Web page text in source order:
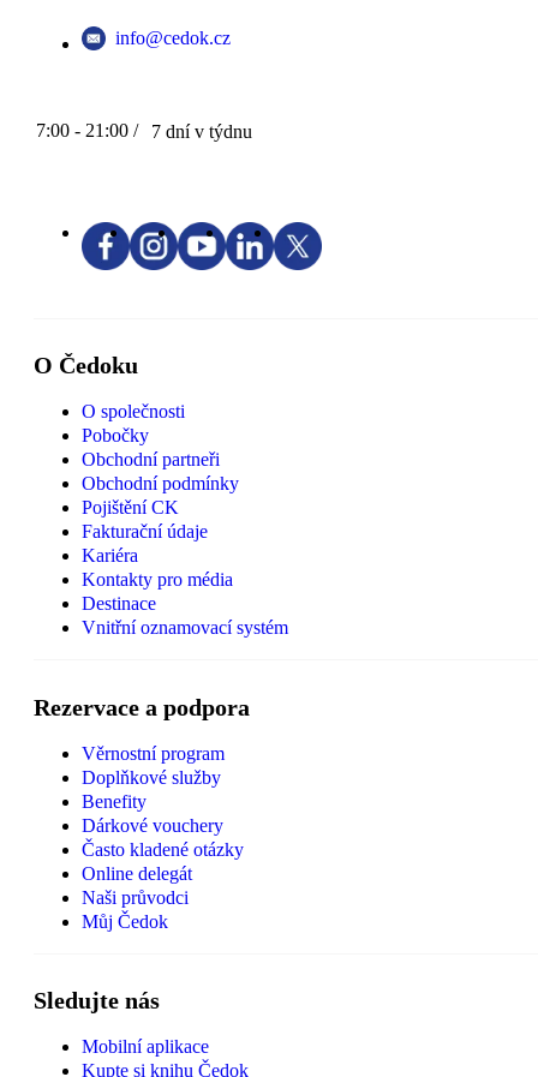
info@cedok.cz
7:00 - 21:00 / 7 dní v týdnu
O Čedoku
O společnosti
Pobočky
Obchodní partneři
Obchodní podmínky
Pojištění CK
Fakturační údaje
Kariéra
Kontakty pro média
Destinace
Vnitřní oznamovací systém
Rezervace a podpora
Věrnostní program
Doplňkové služby
Benefity
Dárkové vouchery
Často kladené otázky
Online delegát
Naši průvodci
Můj Čedok
Sledujte nás
Mobilní aplikace
Kupte si knihu Čedok